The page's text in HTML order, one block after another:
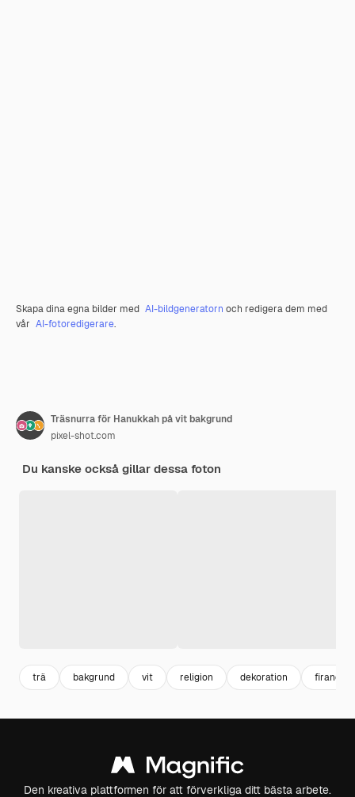
Skapa dina egna bilder med AI-bildgeneratorn och redigera dem med
vår AI-fotoredigerare.
Träsnurra för Hanukkah på vit bakgrund
pixel-shot.com
Du kanske också gillar dessa foton
trä bakgrund vit religion dekoration firande
Den kreativa plattformen för att förverkliga ditt bästa arbete.